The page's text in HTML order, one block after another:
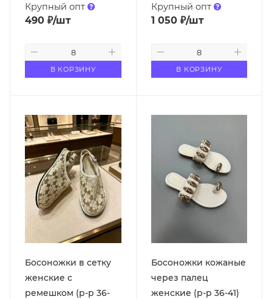
Крупный опт
490 ₽/шт
В КОРЗИНУ
Крупный опт
1 050₽/шт
В КОРЗИНУ
Босоножки в сетку
женские с
ремешком (р-р 36-
Босоножки кожаные
через палец
женские (р-р 36-41)